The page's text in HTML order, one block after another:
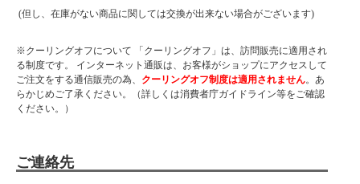
(但し、在庫がない商品に関しては交換が出来ない場合がございます)
※クーリングオフについて 「クーリングオフ」は、訪問販売に適用され
る制度です。 インターネット通販は、お客様がショップにアクセスして
ご注文をする通信販売の為、 クーリングオフ制度は適用されません。あ
らかじめご了承ください。（詳しくは消費者庁ガイドライン等をご確認
ください。）
ご連絡先